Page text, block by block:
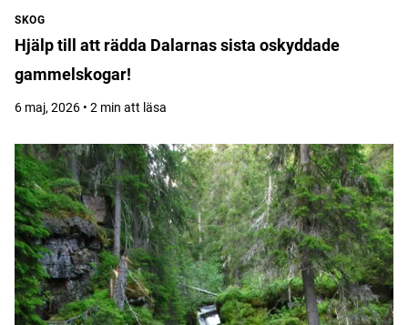
SKOG
Hjälp till att rädda Dalarnas sista oskyddade
gammelskogar!
6 maj, 2026 • 2 min att läsa